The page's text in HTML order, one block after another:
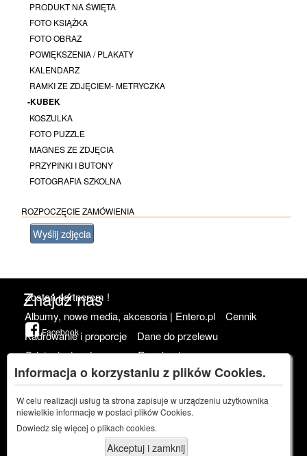
Informacja o korzystaniu z plików Cookies.
W celu realizacji usług ta strona zapisuje w urządzeniu użytkownika
niewielkie informacje w postaci plików Cookies.
Dowiedz się więcej o plikach cookies.
Akceptuj i zamknij
PRODUKT NA ŚWIĘTA
FOTO KSIĄŻKA
FOTO OBRAZ
POWIĘKSZENIA / PLAKATY
KALENDARZ
RAMKI ZE ZDJĘCIEM- METRYCZKA
-KUBEK
KOSZULKA
FOTO PUZZLE
MAGNES ZE ZDJĘCIA
PRZYPINKI I BUTONY
FOTOGRAFIA SZKOLNA
ROZPOCZĘCIE ZAMÓWIENIA
Wyślij zdjęcia
Znajdź nas
Facebook
Zostań partnerem !
Albumy, nowe media, akcesoria | Entero.pl
Cennik
Kadrowanie i proporcje
Dane do przelewu
Odstąpienie od umowy
Regulamin
Polityka prywatności
www.crazyfoto.pl